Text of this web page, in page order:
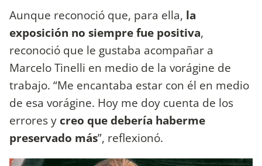
Aunque reconoció que, para ella, la
exposición no siempre fue positiva,
reconoció que le gustaba acompañar a
Marcelo Tinelli en medio de la vorágine de
trabajo. “Me encantaba estar con él en medio
de esa vorágine. Hoy me doy cuenta de los
errores y creo que debería haberme
preservado más”, reflexionó.